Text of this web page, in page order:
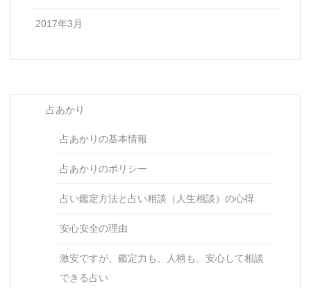
2017年3月
占あかり
占あかりの基本情報
占あかりのポリシー
占い鑑定方法と占い相談（人生相談）の心得
安心安全の理由
激安ですが、鑑定力も、人柄も、安心して相談
できる占い